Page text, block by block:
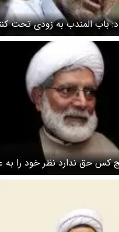
باب المندب به زودی تحت
می‌آید/ مذاکره کننده ایرانی چه ظریف
در امان نیست
حق ندارد نظر خود را به
داخل خیابان مخالف مذاکره